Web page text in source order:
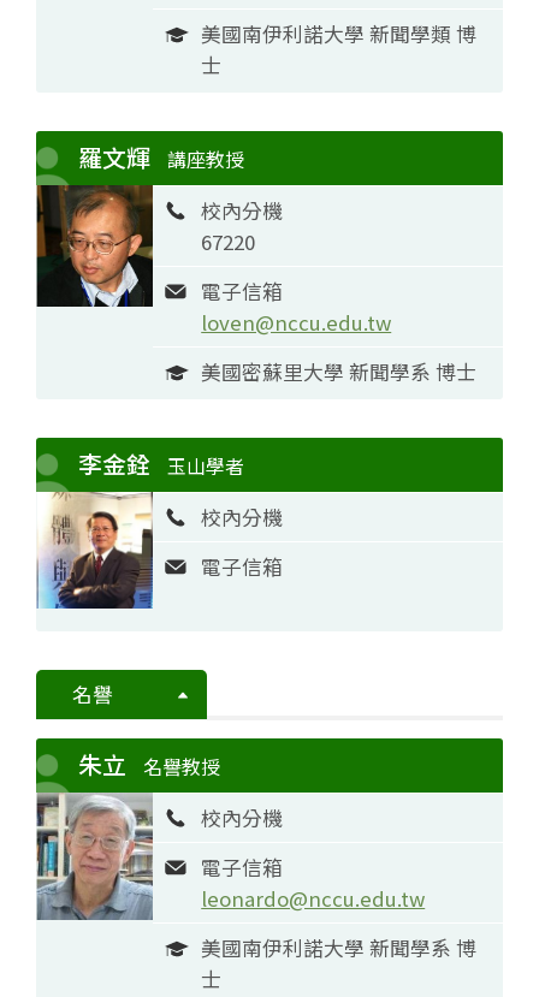
美國南伊利諾大學 新聞學類 博
士
羅文輝 講座教授
校內分機
67220
電子信箱
loven@nccu.edu.tw
美國密蘇里大學 新聞學系 博士
李金銓 玉山學者
校內分機
電子信箱
名譽
朱立 名譽教授
校內分機
電子信箱
leonardo@nccu.edu.tw
美國南伊利諾大學 新聞學系 博
士